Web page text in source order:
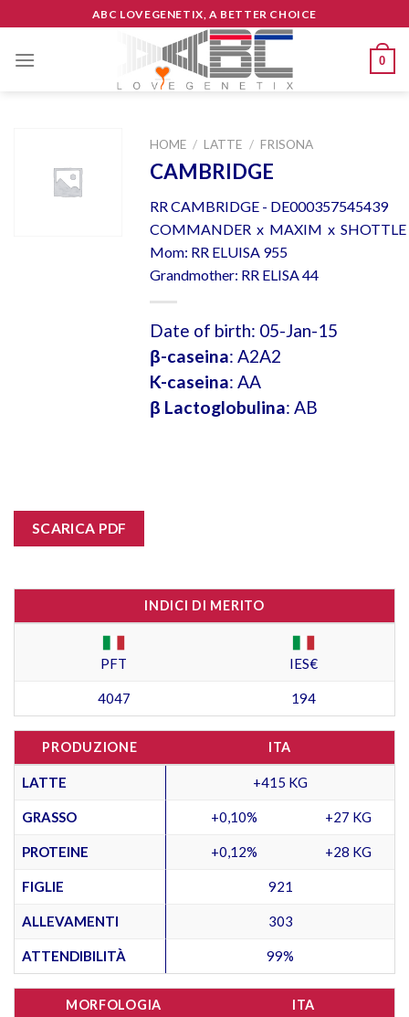
to
content
ABC LOVEGENETIX, A BETTER CHOICE
0
HOME / LATTE / FRISONA
CAMBRIDGE
RR CAMBRIDGE - DE000357545439
COMMANDER x MAXIM x SHOTTLE
Mom: RR ELUISA 955
Grandmother: RR ELISA 44
Date of birth: 05-Jan-15
β-caseina: A2A2
K-caseina: AA
β Lactoglobulina: AB
SCARICA PDF
INDICI DI MERITO
PFT IES€
4047 194
PRODUZIONE ITA
LATTE +415 KG
GRASSO +0,10% +27 KG
PROTEINE +0,12% +28 KG
FIGLIE 921
ALLEVAMENTI 303
ATTENDIBILITÀ 99%
MORFOLOGIA ITA